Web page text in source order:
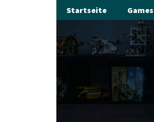
Startseite Games